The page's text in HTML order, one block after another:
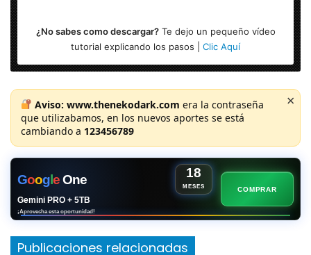
¿No sabes como descargar?Te dejo un pequeño vídeo
tutorial explicando los pasos | Clic Aquí
Aviso: www.thenekodark.com era la contraseña
que utilizabamos, en los nuevos aportes se está
cambiando a 123456789
×
GoogleOne 18
MESES
Gemini PRO + 5TB
¡Aprovecha esta oportunidad!
COMPRAR
Publicaciones relacionadas